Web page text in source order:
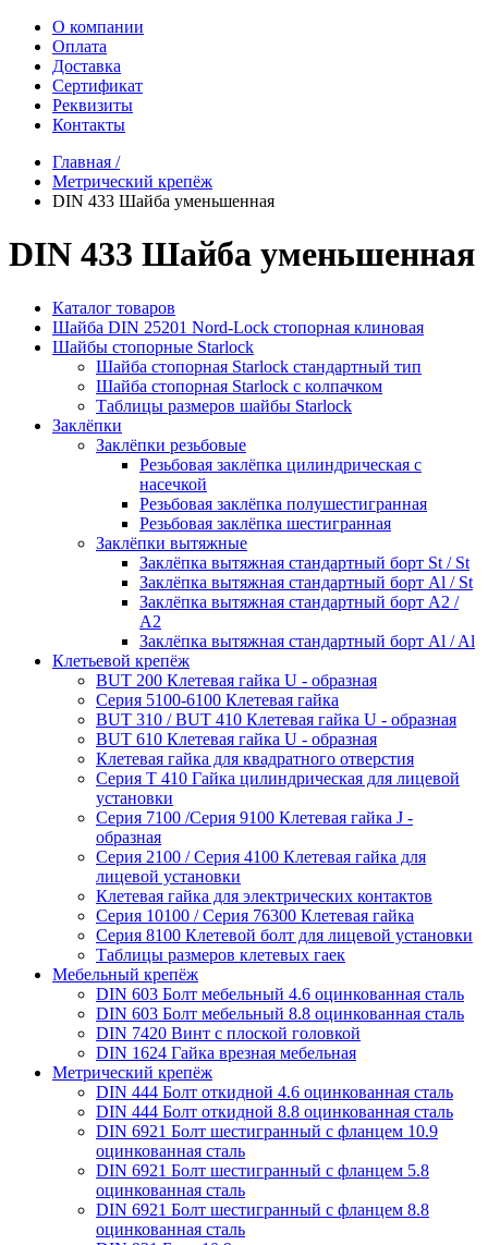
О компании
Оплата
Доставка
Сертификат
Реквизиты
Контакты
Главная /
Метрический крепёж
DIN 433 Шайба уменьшенная
DIN 433 Шайба уменьшенная
Каталог товаров
Шайба DIN 25201 Nord-Lock стопорная клиновая
Шайбы стопорные Starlock
Шайба стопорная Starlock стандартный тип
Шайба стопорная Starlock с колпачком
Таблицы размеров шайбы Starlock
Заклёпки
Заклёпки резьбовые
Резьбовая заклёпка цилиндрическая с
насечкой
Резьбовая заклёпка полушестигранная
Резьбовая заклёпка шестигранная
Заклёпки вытяжные
Заклёпка вытяжная стандартный борт St / St
Заклёпка вытяжная стандартный борт Al / St
Заклёпка вытяжная стандартный борт А2 /
А2
Заклёпка вытяжная стандартный борт Al / Al
Клетьевой крепёж
BUT 200 Клетевая гайка U - образная
Серия 5100-6100 Клетевая гайка
BUT 310 / BUT 410 Клетевая гайка U - образная
BUT 610 Клетевая гайка U - образная
Клетевая гайка для квадратного отверстия
Серия Т 410 Гайка цилиндрическая для лицевой
установки
Серия 7100 /Серия 9100 Клетевая гайка J -
образная
Серия 2100 / Серия 4100 Клетевая гайка для
лицевой установки
Клетевая гайка для электрических контактов
Серия 10100 / Серия 76300 Клетевая гайка
Серия 8100 Клетевой болт для лицевой установки
Таблицы размеров клетевых гаек
Мебельный крепёж
DIN 603 Болт мебельный 4.6 оцинкованная сталь
DIN 603 Болт мебельный 8.8 оцинкованная сталь
DIN 7420 Винт с плоской головкой
DIN 1624 Гайка врезная мебельная
Метрический крепёж
DIN 444 Болт откидной 4.6 оцинкованная сталь
DIN 444 Болт откидной 8.8 оцинкованная сталь
DIN 6921 Болт шестигранный с фланцем 10.9
оцинкованная сталь
DIN 6921 Болт шестигранный с фланцем 5.8
оцинкованная сталь
DIN 6921 Болт шестигранный с фланцем 8.8
оцинкованная сталь